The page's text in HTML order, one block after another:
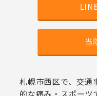
当
札幌市西区で、交通